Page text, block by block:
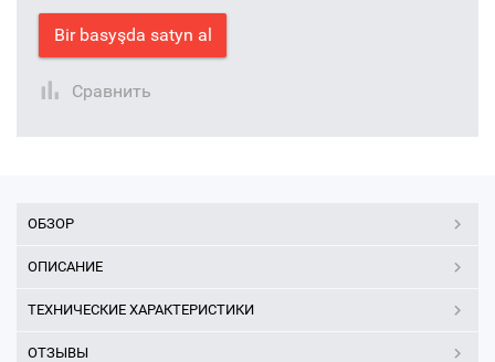
Bir basyşda satyn al
Сравнить
ОБЗОР
ОПИСАНИЕ
ТЕХНИЧЕСКИЕ ХАРАКТЕРИСТИКИ
ОТЗЫВЫ